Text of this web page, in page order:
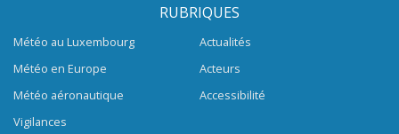
RUBRIQUES
Météo au Luxembourg
Météo en Europe
Météo aéronautique
Vigilances
Actualités
Acteurs
Accessibilité